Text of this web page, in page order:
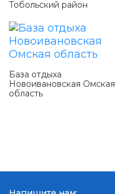
Тобольский район
База отдыха
Новоивановская Омская
область